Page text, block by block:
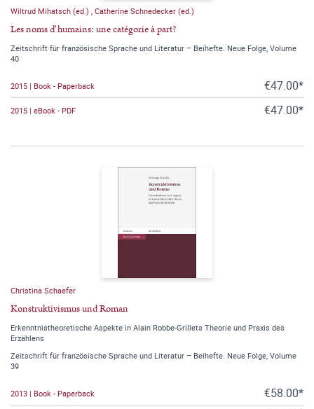
Wiltrud Mihatsch (ed.) , Catherine Schnedecker (ed.)
Les noms d'humains: une catégorie à part?
Zeitschrift für französische Sprache und Literatur – Beihefte. Neue Folge, Volume
40
2015 | Book - Paperback €47.00*
2015 | eBook - PDF €47.00*
Christina Schaefer
Konstruktivismus und Roman
Erkenntnistheoretische Aspekte in Alain Robbe-Grillets Theorie und Praxis des
Erzählens
Zeitschrift für französische Sprache und Literatur – Beihefte. Neue Folge, Volume
39
2013 | Book - Paperback €58.00*